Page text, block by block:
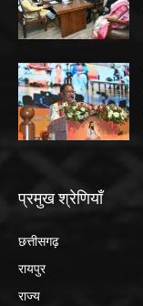
प्रमुख श्रेणियाँ
छत्तीसगढ़
रायपुर
राज्य